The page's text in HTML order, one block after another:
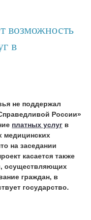
возможность
в
не поддержал
России»
платных услуг в
медицинских
на заседании
касается также
осуществляющих
граждан, в
государство.